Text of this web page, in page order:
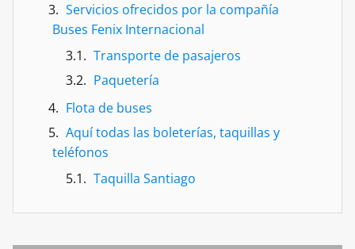
Servicios ofrecidos por la compañía
Buses Fenix Internacional
Transporte de pasajeros
Paquetería
Flota de buses
Aquí todas las boleterías, taquillas y
teléfonos
Taquilla Santiago